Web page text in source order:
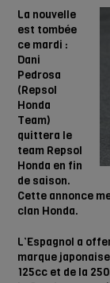
La nouvelle
est tombée
ce mardi :
Dani
Pedrosa
(Repsol
Honda
Team)
quittera le
team Repsol
Honda en fin
de saison.
Cette annonce
clan Honda.
L’Espagnol a
marque
125cc et de la